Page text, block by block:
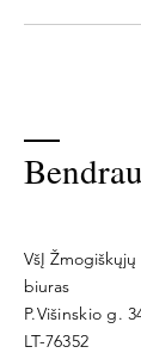
VšĮ
biuras
P.Višinskio g.
LT-76352